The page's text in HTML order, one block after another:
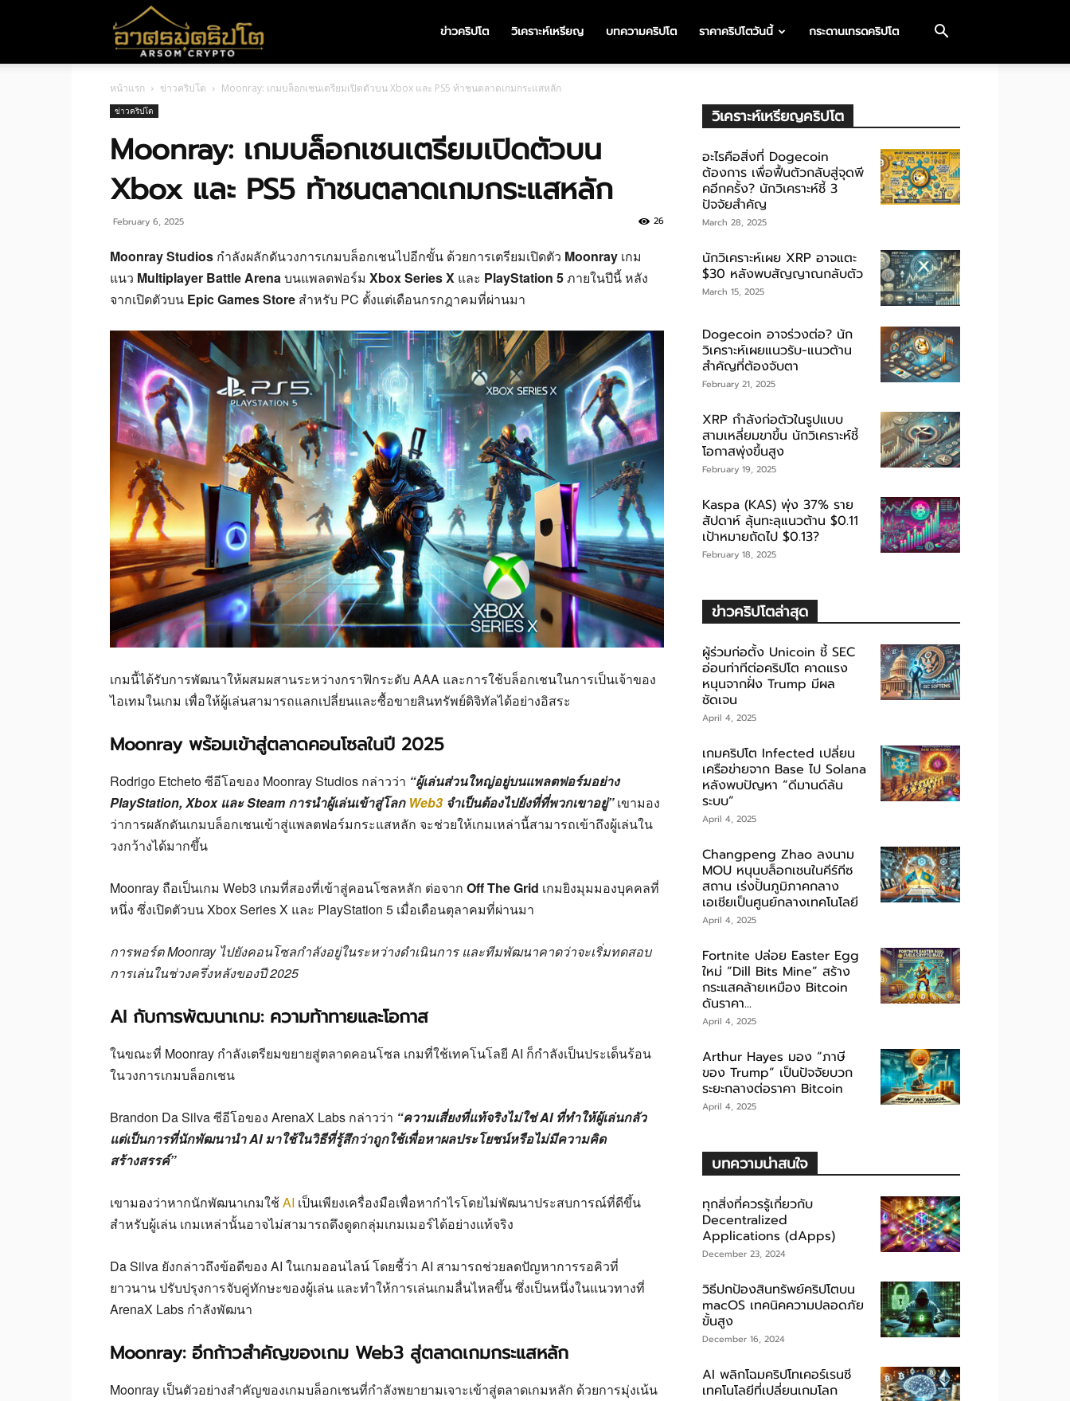
ศร
มค
ปโต
ข่าวคริปโต วิเคราะห์เหรียญ บทความคริปโต ราคาคริปโตวันนี้ กระดานเทรดคริปโต
หน้าแรก ข่าวคริปโต Moonray: เกมบล็อกเชนเตรียมเปิดตัวบน Xbox และ PS5 ท้าชนตลาดเกมกระแสหลัก
ข่าวคริปโต
Moonray: เกมบล็อกเชนเตรียมเปิดตัวบน
Xbox และ PS5 ท้าชนตลาดเกมกระแสหลัก
February 6, 2025 26
Moonray Studios กำลังผลักดันวงการเกมบล็อกเชนไปอีกขั้น ด้วยการเตรียมเปิดตัว Moonray เกม
แนว Multiplayer Battle Arenaบนแพลตฟอร์ม Xbox Series X และ PlayStation 5ภายในปีนี้ หลัง
จากเปิดตัวบน Epic Games Store สำหรับ PC ตั้งแต่เดือนกรกฎาคมที่ผ่านมา
เกมนี้ได้รับการพัฒนาให้ผสมผสานระหว่างกราฟิกระดับ AAA และการใช้บล็อกเชนในการเป็นเจ้าของ
ไอเทมในเกม เพื่อให้ผู้เล่นสามารถแลกเปลี่ยนและซื้อขายสินทรัพย์ดิจิทัลได้อย่างอิสระ
Moonray พร้อมเข้าสู่ตลาดคอนโซลในปี 2025
Rodrigo Etcheto ซีอีโอของ Moonray Studios กล่าวว่า “ผู้เล่นส่วนใหญ่อยู่บนแพลตฟอร์มอย่าง
PlayStation, Xbox และ Steam การนำผู้เล่นเข้าสู่โลก Web3 จำเป็นต้องไปยังที่ที่พวกเขาอยู่”เขามอง
ว่าการผลักดันเกมบล็อกเชนเข้าสู่แพลตฟอร์มกระแสหลัก จะช่วยให้เกมเหล่านี้สามารถเข้าถึงผู้เล่นใน
วงกว้างได้มากขึ้น
Moonray ถือเป็นเกม Web3 เกมที่สองที่เข้าสู่คอนโซลหลัก ต่อจาก Off The Grid เกมยิงมุมมองบุคคลที่
หนึ่ง ซึ่งเปิดตัวบน Xbox Series X และ PlayStation 5 เมื่อเดือนตุลาคมที่ผ่านมา
การพอร์ต Moonray ไปยังคอนโซลกำลังอยู่ในระหว่างดำเนินการ และทีมพัฒนาคาดว่าจะเริ่มทดสอบ
การเล่นในช่วงครึ่งหลังของปี 2025
AI กับการพัฒนาเกม: ความท้าทายและโอกาส
ในขณะที่ Moonray กำลังเตรียมขยายสู่ตลาดคอนโซล เกมที่ใช้เทคโนโลยี AI ก็กำลังเป็นประเด็นร้อน
ในวงการเกมบล็อกเชน
Brandon Da Silva ซีอีโอของ ArenaX Labs กล่าวว่า “ความเสี่ยงที่แท้จริงไม่ใช่ AI ที่ทำให้ผู้เล่นกลัว
แต่เป็นการที่นักพัฒนานำ AI มาใช้ในวิธีที่รู้สึกว่าถูกใช้เพื่อหาผลประโยชน์หรือไม่มีความคิด
สร้างสรรค์”
เขามองว่าหากนักพัฒนาเกมใช้AI เป็นเพียงเครื่องมือเพื่อหากำไรโดยไม่พัฒนาประสบการณ์ที่ดีขึ้น
สำหรับผู้เล่น เกมเหล่านั้นอาจไม่สามารถดึงดูดกลุ่มเกมเมอร์ได้อย่างแท้จริง
Da Silva ยังกล่าวถึงข้อดีของ AI ในเกมออนไลน์ โดยชี้ว่า AI สามารถช่วยลดปัญหาการรอคิวที่
ยาวนาน ปรับปรุงการจับคู่ทักษะของผู้เล่น และทำให้การเล่นเกมลื่นไหลขึ้น ซึ่งเป็นหนึ่งในแนวทางที่
ArenaX Labs กำลังพัฒนา
Moonray: อีกก้าวสำคัญของเกม Web3 สู่ตลาดเกมกระแสหลัก
Moonray เป็นตัวอย่างสำคัญของเกมบล็อกเชนที่กำลังพยายามเจาะเข้าสู่ตลาดเกมหลัก ด้วยการมุ่งเน้น
วิเคราะห์เหรียญคริปโต
อะไรคือสิ่งที่ Dogecoin
ต้องการ เพื่อฟื้นตัวกลับสู่จุดพี
คอีกครั้ง? นักวิเคราะห์ชี้ 3
ปัจจัยสำคัญ
March 28, 2025
นักวิเคราะห์เผย XRP อาจแตะ
$30 หลังพบสัญญาณกลับตัว
March 15, 2025
Dogecoin อาจร่วงต่อ? นัก
วิเคราะห์เผยแนวรับ-แนวต้าน
สำคัญที่ต้องจับตา
February 21, 2025
XRP กำลังก่อตัวในรูปแบบ
สามเหลี่ยมขาขึ้น นักวิเคราะห์ชี้
โอกาสพุ่งขึ้นสูง
February 19, 2025
Kaspa (KAS) พุ่ง 37% ราย
สัปดาห์ ลุ้นทะลุแนวต้าน $0.11
เป้าหมายถัดไป $0.13?
February 18, 2025
ข่าวคริปโตล่าสุด
ผู้ร่วมก่อตั้ง Unicoin ชี้ SEC
อ่อนท่าทีต่อคริปโต คาดแรง
หนุนจากฝั่ง Trump มีผล
ชัดเจน
April 4, 2025
เกมคริปโต Infected เปลี่ยน
เครือข่ายจาก Base ไป Solana
หลังพบปัญหา “ดีมานด์ล้น
ระบบ”
April 4, 2025
Changpeng Zhao ลงนาม
MOU หนุนบล็อกเชนในคีร์กีซ
สถาน เร่งปั้นภูมิภาคกลาง
เอเชียเป็นศูนย์กลางเทคโนโลยี
April 4, 2025
Fortnite ปล่อย Easter Egg
ใหม่ “Dill Bits Mine” สร้าง
กระแสคล้ายเหมือง Bitcoin
ดันราคา...
April 4, 2025
Arthur Hayes มอง “ภาษี
ของ Trump” เป็นปัจจัยบวก
ระยะกลางต่อราคา Bitcoin
April 4, 2025
บทความน่าสนใจ
ทุกสิ่งที่ควรรู้เกี่ยวกับ
Decentralized
Applications (dApps)
December 23, 2024
วิธีปกป้องสินทรัพย์คริปโตบน
macOS เทคนิคความปลอดภัย
ขั้นสูง
December 16, 2024
AI พลิกโฉมคริปโทเคอร์เรนซี
เทคโนโลยีที่เปลี่ยนเกมโลก